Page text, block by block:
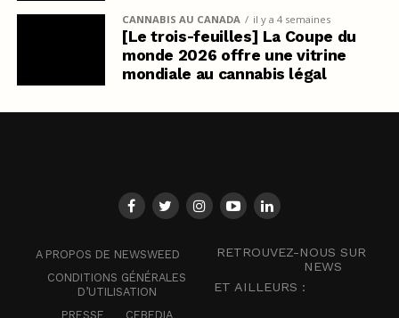
CANNABIS AU CANADA il y a 4 semaines
[Le trois-feuilles] La Coupe du
monde 2026 offre une vitrine
mondiale au cannabis légal
A PROPOS DE NEWSWEED
CONDITIONS GÉNÉRALES
D’UTILISATION
PRESSE
CEBEDIA
RETROUVEZ-NOUS SUR
NEWS
ET AILLEURS :